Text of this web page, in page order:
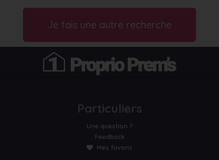
Je fais une autre recherche
Particuliers
Une question ?
Feedback
Mes favoris